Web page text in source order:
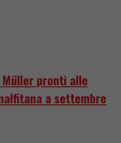
pronti alle
a settembre